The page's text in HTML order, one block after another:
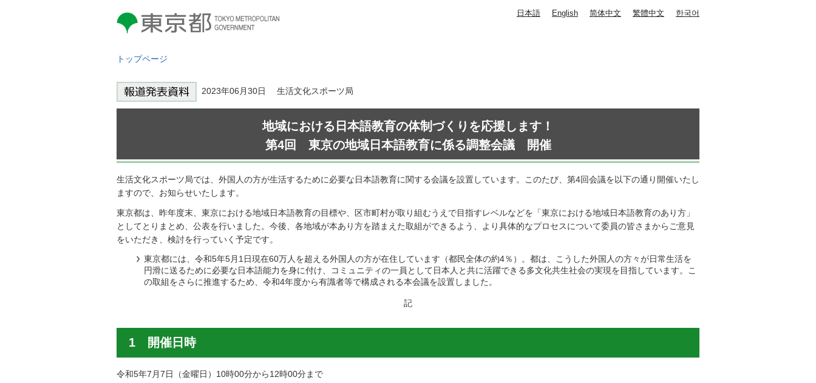
東京都 TOKYO METROPOLITAN
GOVERNMENT
日本語 English 简体中文 繁體中文 한국어
トップページ
2023年06月30日 生活文化スポーツ局
地域における日本語教育の体制づくりを応援します！
第4回 東京の地域日本語教育に係る調整会議 開催
生活文化スポーツ局では、外国人の方が生活するために必要な日本語教育に関する会議を設置しています。このたび、第4回会議を以下の通り開催いたし
ますので、お知らせいたします。
東京都は、昨年度末、東京における地域日本語教育の目標や、区市町村が取り組むうえで目指すレベルなどを「東京における地域日本語教育のあり方」
としてとりまとめ、公表を行いました。今後、各地域が本あり方を踏まえた取組ができるよう、より具体的なプロセスについて委員の皆さまからご意見
をいただき、検討を行っていく予定です。
東京都には、令和5年5月1日現在60万人を超える外国人の方が在住しています（都民全体の約4％）。都は、こうした外国人の方々が日常生活を
円滑に送るために必要な日本語能力を身に付け、コミュニティの一員として日本人と共に活躍できる多文化共生社会の実現を目指しています。こ
の取組をさらに推進するため、令和4年度から有識者等で構成される本会議を設置しました。
記
1 開催日時
令和5年7月7日（金曜日）10時00分から12時00分まで